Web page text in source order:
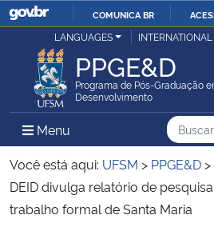
IR
O
COMUNICA BR
Ministério da Justiça e Segurança Pública
Ministério da Defesa
Ministério das Relações Exteriores
Ministério da Economia
LANGUAGES INTERNATIONAL
PPGE&D
Programa de Pós-Graduação
Desenvolvimento
Menu Menu Principal do Sítio
Busca
Busca:
Você está aqui: UFSM > PPGE&D >
DEID divulga relatório de
trabalho formal de Santa Maria